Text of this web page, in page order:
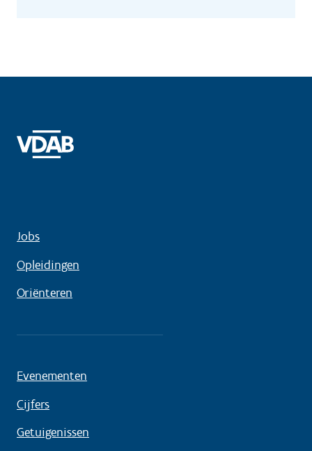
Jobs
Opleidingen
Oriënteren
Evenementen
Cijfers
Getuigenissen